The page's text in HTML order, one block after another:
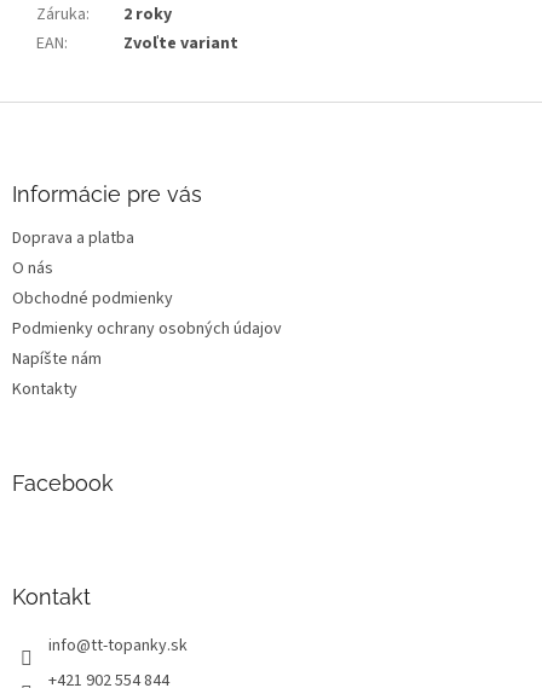
Záruka:
2 roky
EAN: Zvoľte variant
e
Informácie pre vás
Doprava a platba
O nás
Obchodné podmienky
Podmienky ochrany osobných údajov
Napíšte nám
Kontakty
Facebook
Kontakt
info@tt-topanky.sk
+421 902 554 844